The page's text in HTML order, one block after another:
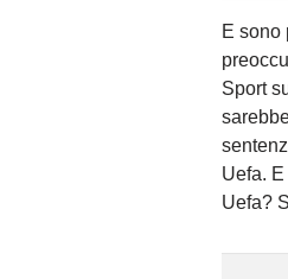
E sono
Sport
Uefa.
Uefa?